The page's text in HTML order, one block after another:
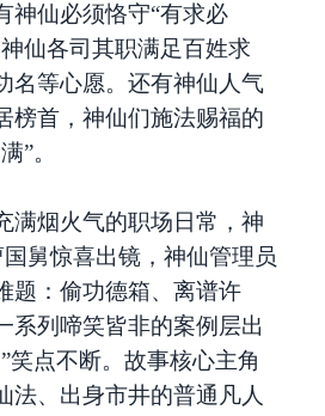
仙必须恪守“有求必
仙各司其职满足百姓求
名等心愿。还有神仙人气
榜首，神仙们施法赐福的
”。
满烟火气的职场日常，神
舅惊喜出镜，神仙管理员
题：偷功德箱、离谱许
系列啼笑皆非的案例层出
笑点不断。故事核心主角
法、出身市井的普通凡人